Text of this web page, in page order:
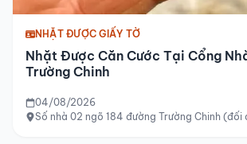
NHẶT ĐƯỢC GIẤY TỜ
Nhặt Được Căn Cước Tại Cổng
Trường Chinh
04/08/2026
Số nhà 02 ngõ 184 đường Trường Chinh